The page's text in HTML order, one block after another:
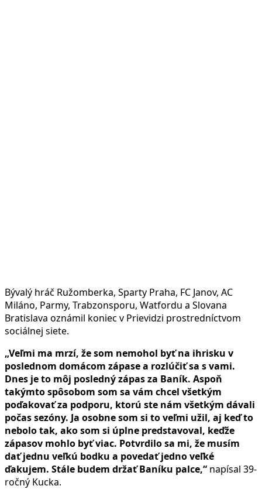
Bývalý hráč Ružomberka, Sparty Praha, FC Janov, AC
Miláno, Parmy, Trabzonsporu, Watfordu a Slovana
Bratislava oznámil koniec v Prievidzi prostredníctvom
sociálnej siete.
„Veľmi ma mrzí, že som nemohol byť na ihrisku v
poslednom domácom zápase a rozlúčiť sa s vami.
Dnes je to môj posledný zápas za Baník. Aspoň
takýmto spôsobom som sa vám chcel všetkým
poďakovať za podporu, ktorú ste nám všetkým dávali
počas sezóny. Ja osobne som si to veľmi užil, aj keď to
nebolo tak, ako som si úplne predstavoval, keďže
zápasov mohlo byť viac. Potvrdilo sa mi, že musím
dať jednu veľkú bodku a povedať jedno veľké
ďakujem. Stále budem držať Baníku palce,“ napísal 39-
ročný Kucka.